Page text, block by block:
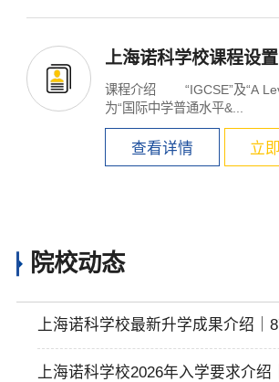
上海诺科学校课程设置
课程介绍 “IGCSE”及“A Level”课程，中文称
为“国际中学普通水平&...
查看详情 立
院校动态
上海诺科学校最新升学成果介绍｜
美国TOP50大学！
上海诺科学校2026年入学要求介绍